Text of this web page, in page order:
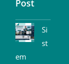
Post
Si
st
em